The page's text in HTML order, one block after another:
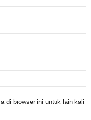
di browser ini untuk lain kali